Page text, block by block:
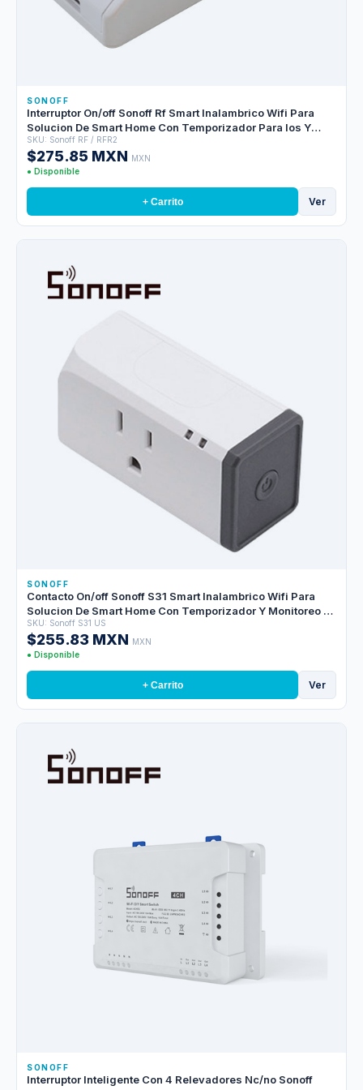
SONOFF
Interruptor On/off Sonoff Rf Smart Inalambrico Wifi Para
Solucion De Smart Home Con Temporizador Para Ios Y
Android Compatible Con Alexa/google Home/nest/ifttt 1CH
Wifi 2.4GHZ Hasta 10AMP Soporta Control Remoto Para
Interior De 433MHZ (modelo Remote433 No Incluido)
SKU: Sonoff RF / RFR2
$275.85 MXN MXN
● Disponible
+ Carrito Ver
SONOFF
Contacto On/off Sonoff S31 Smart Inalambrico Wifi Para
Solucion De Smart Home Con Temporizador Y Monitoreo En
Tiempo Real De Energia Para Ios Y Android Compatible
Con Alexa/google Home/ifttt Wifi 2.4GHZ Hasta 16AMP
SKU: Sonoff S31 US
$255.83 MXN MXN
● Disponible
+ Carrito Ver
SONOFF
Interruptor Inteligente Con 4 Relevadores Nc/no Sonoff